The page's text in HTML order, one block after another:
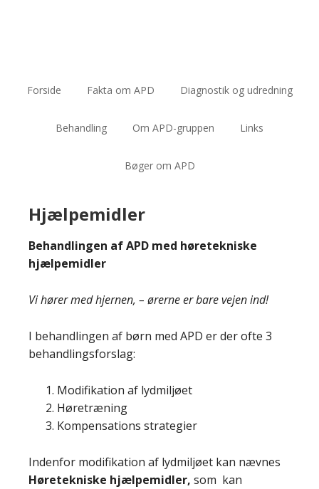
Forside Fakta om APD Diagnostik og udredning
Behandling Om APD-gruppen Links
Bøger om APD
Hjælpemidler
Behandlingen af APD med høretekniske
hjælpemidler
Vi hører med hjernen, – ørerne er bare vejen ind!
I behandlingen af børn med APD er der ofte 3
behandlingsforslag:
Modifikation af lydmiljøet
Høretræning
Kompensations strategier
Indenfor modifikation af lydmiljøet kan nævnes
Høretekniske hjælpemidler, som kan